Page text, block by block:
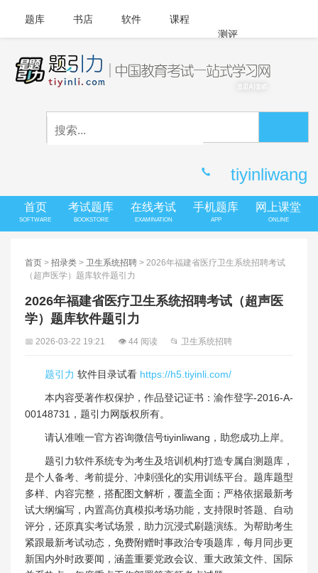
题库 书店 软件
课程
测评
APP下载
tiyinliwang
首页
SOFTWARE
考试题库
BOOKSTORE
在线考试
EXAMINATION
手机题库
APP
网上课堂
ONLINE
首页 > 招录类 > 卫生系统招聘 > 2026年福建省医疗卫生系统招聘考试
（超声医学）题库软件题引力
2026年福建省医疗卫生系统招聘考试（超声医
学）题库软件题引力
📅 2026-03-22 19:21 👁 44 阅读 📂 卫生系统招聘
题引力 软件目录试看 https://h5.tiyinli.com/
本内容受著作权保护，作品登记证书：渝作登字-2016-A-
00148731，题引力网版权所有。
请认准唯一官方咨询微信号tiyinliwang，助您成功上岸。
题引力软件系统专为考生及培训机构打造专属自测题库，
是个人备考、考前提分、冲刺强化的实用训练平台。题库题型
多样、内容完整，搭配图文解析，覆盖全面；严格依据最新考
试大纲编写，内置高仿真模拟考场功能，支持限时答题、自动
评分，还原真实考试场景，助力沉浸式刷题演练。为帮助考生
紧跟最新考试动态，免费附赠时事政治专项题库，每月同步更
新国内外时政要闻，涵盖重要党政会议、重大政策文件、国际